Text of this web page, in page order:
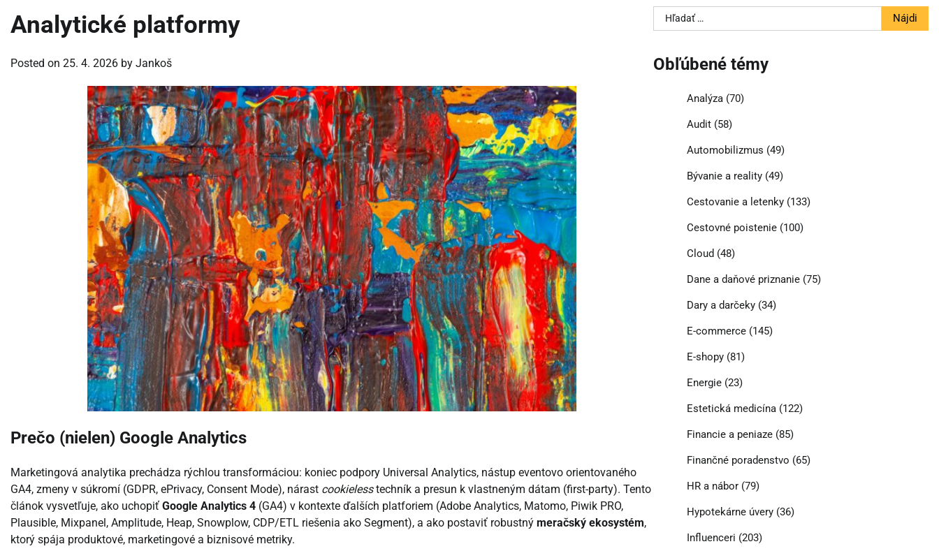
Analytické platformy
Posted on 25. 4. 2026 by Jankoš
Prečo (nielen) Google Analytics
Marketingová analytika prechádza rýchlou transformáciou: koniec podpory Universal Analytics, nástup eventovo orientovaného
GA4, zmeny v súkromí (GDPR, ePrivacy, Consent Mode), nárast cookielesstechník a presun k vlastneným dátam (first-party). Tento
článok vysvetľuje, ako uchopiť Google Analytics 4 (GA4) v kontexte ďalších platforiem (Adobe Analytics, Matomo, Piwik PRO,
Plausible, Mixpanel, Amplitude, Heap, Snowplow, CDP/ETL riešenia ako Segment), a ako postaviť robustný meračský ekosystém,
ktorý spája produktové, marketingové a biznisové metriky.
Hľadať:
Obľúbené témy
Analýza(70)
Audit(58)
Automobilizmus (49)
Bývanie a reality(49)
Cestovanie a letenky(133)
Cestovné poistenie(100)
Cloud (48)
Dane a daňové priznanie(75)
Dary a darčeky(34)
E-commerce(145)
E-shopy(81)
Energie(23)
Estetická medicína(122)
Financie a peniaze(85)
Finančné poradenstvo (65)
HR a nábor(79)
Hypotekárne úvery(36)
Influenceri (203)